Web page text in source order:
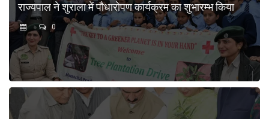
राज्यपाल ने शुराला में पौधारोपण कार्यक्रम का शुभारम्भ किया
0